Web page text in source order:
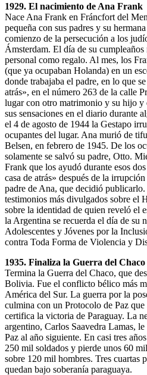
1929. El nacimiento de Ana Frank
Nace Ana Frank en Fráncfort del
pequeña con sus padres y su
comienzo de la persecución a los
Ámsterdam. El día de su
personal como regalo. Al mes, los
(que ya ocupaban Holanda) en un
donde trabajaba el padre, en lo que
atrás», en el número 263 de la calle
lugar con otro matrimonio y su hijo
sus sensaciones en el diario durante
el 4 de agosto de 1944 la Gestapo
ocupantes del lugar. Ana murió de
Belsen, en febrero de 1945. De los
solamente se salvó su padre, Otto.
Frank que los ayudó durante esos
casa de atrás» después de la
padre de Ana, que decidió
testimonios más divulgados sobre el
sobre la identidad de quien reveló el
la Argentina se recuerda el día de su
Adolescentes y Jóvenes por la
contra Toda Forma de Violencia y
1935. Finaliza la Guerra del Chaco
Termina la Guerra del Chaco, que
Bolivia. Fue el conflicto bélico más
América del Sur. La guerra por la
culmina con un Protocolo de Paz
certifica la victoria de Paraguay. La
argentino, Carlos Saavedra Lamas,
Paz al año siguiente. En casi tres
250 mil soldados y pierde unos 60
sobre 120 mil hombres. Tres cuartas
quedan bajo soberanía paraguaya.